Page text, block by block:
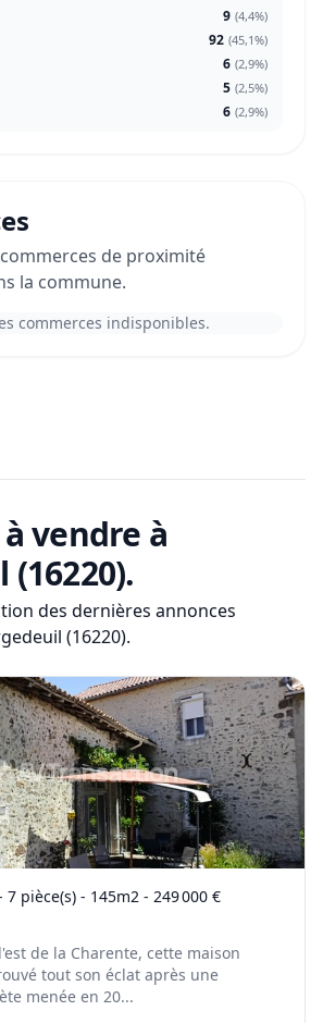
9 (4,4%)
92 (45,1%)
6 (2,9%)
5 (2,5%)
6 (2,9%)
de proximité
la commune.
commerces indisponibles.
vendre à
.
des dernières annonces
(16220).
pièce(s) - 145m2 - 249 000 €
de la Charente, cette maison
tout son éclat après une
menée en 20...